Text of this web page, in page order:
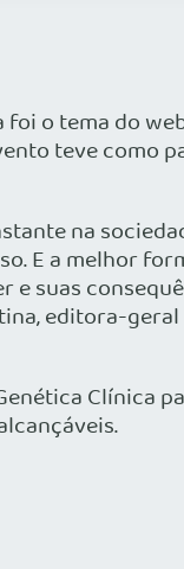
o tema do
teve como
na
E a melhor
suas
editora-geral
Clínica